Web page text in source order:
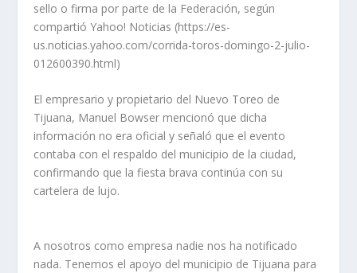
sello o firma por parte de la Federación, según
compartió Yahoo! Noticias (https://es-
us.noticias.yahoo.com/corrida-toros-domingo-2-julio-
012600390.html)
El empresario y propietario del Nuevo Toreo de
Tijuana, Manuel Bowser mencionó que dicha
información no era oficial y señaló que el evento
contaba con el respaldo del municipio de la ciudad,
confirmando que la fiesta brava continúa con su
cartelera de lujo.
A nosotros como empresa nadie nos ha notificado
nada. Tenemos el apoyo del municipio de Tijuana para